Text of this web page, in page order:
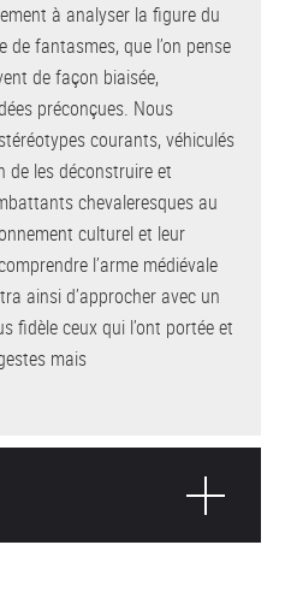
à analyser la figure du
de fantasmes, que l’on pense
de façon biaisée,
préconçues. Nous
courants, véhiculés
de les déconstruire et
chevaleresques au
culturel et leur
l’arme médiévale
ainsi d’approcher avec un
fidèle ceux qui l’ont portée et
mais